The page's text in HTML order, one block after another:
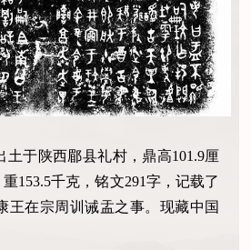
土于陕西郿县礼村，鼎高101.9厘
153.5千克，铭文291字，记载了
王在宗周训诫盂之事。现藏中国